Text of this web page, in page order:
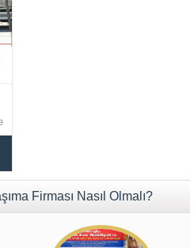
Firması Nasıl Olmalı?